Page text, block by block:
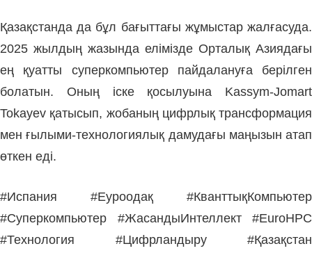
Қазақстанда да бұл бағыттағы жұмыстар жалғасуда.
2025 жылдың жазында елімізде Орталық Азиядағы
ең қуатты суперкомпьютер пайдалануға берілген
болатын. Оның іске қосылуына Kassym-Jomart
Tokayev қатысып, жобаның цифрлық трансформация
мен ғылыми-технологиялық дамудағы маңызын атап
өткен еді.
#Испания #Еуроодақ #КванттықКомпьютер
#Суперкомпьютер #ЖасандыИнтеллект #EuroHPC
#Технология #Цифрландыру #Қазақстан